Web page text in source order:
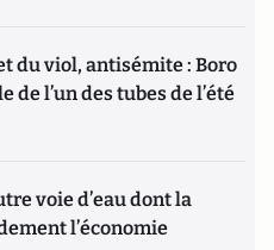
du viol, antisémite : Boro
de l’un des tubes de l’été
voie d’eau dont la
l’économie